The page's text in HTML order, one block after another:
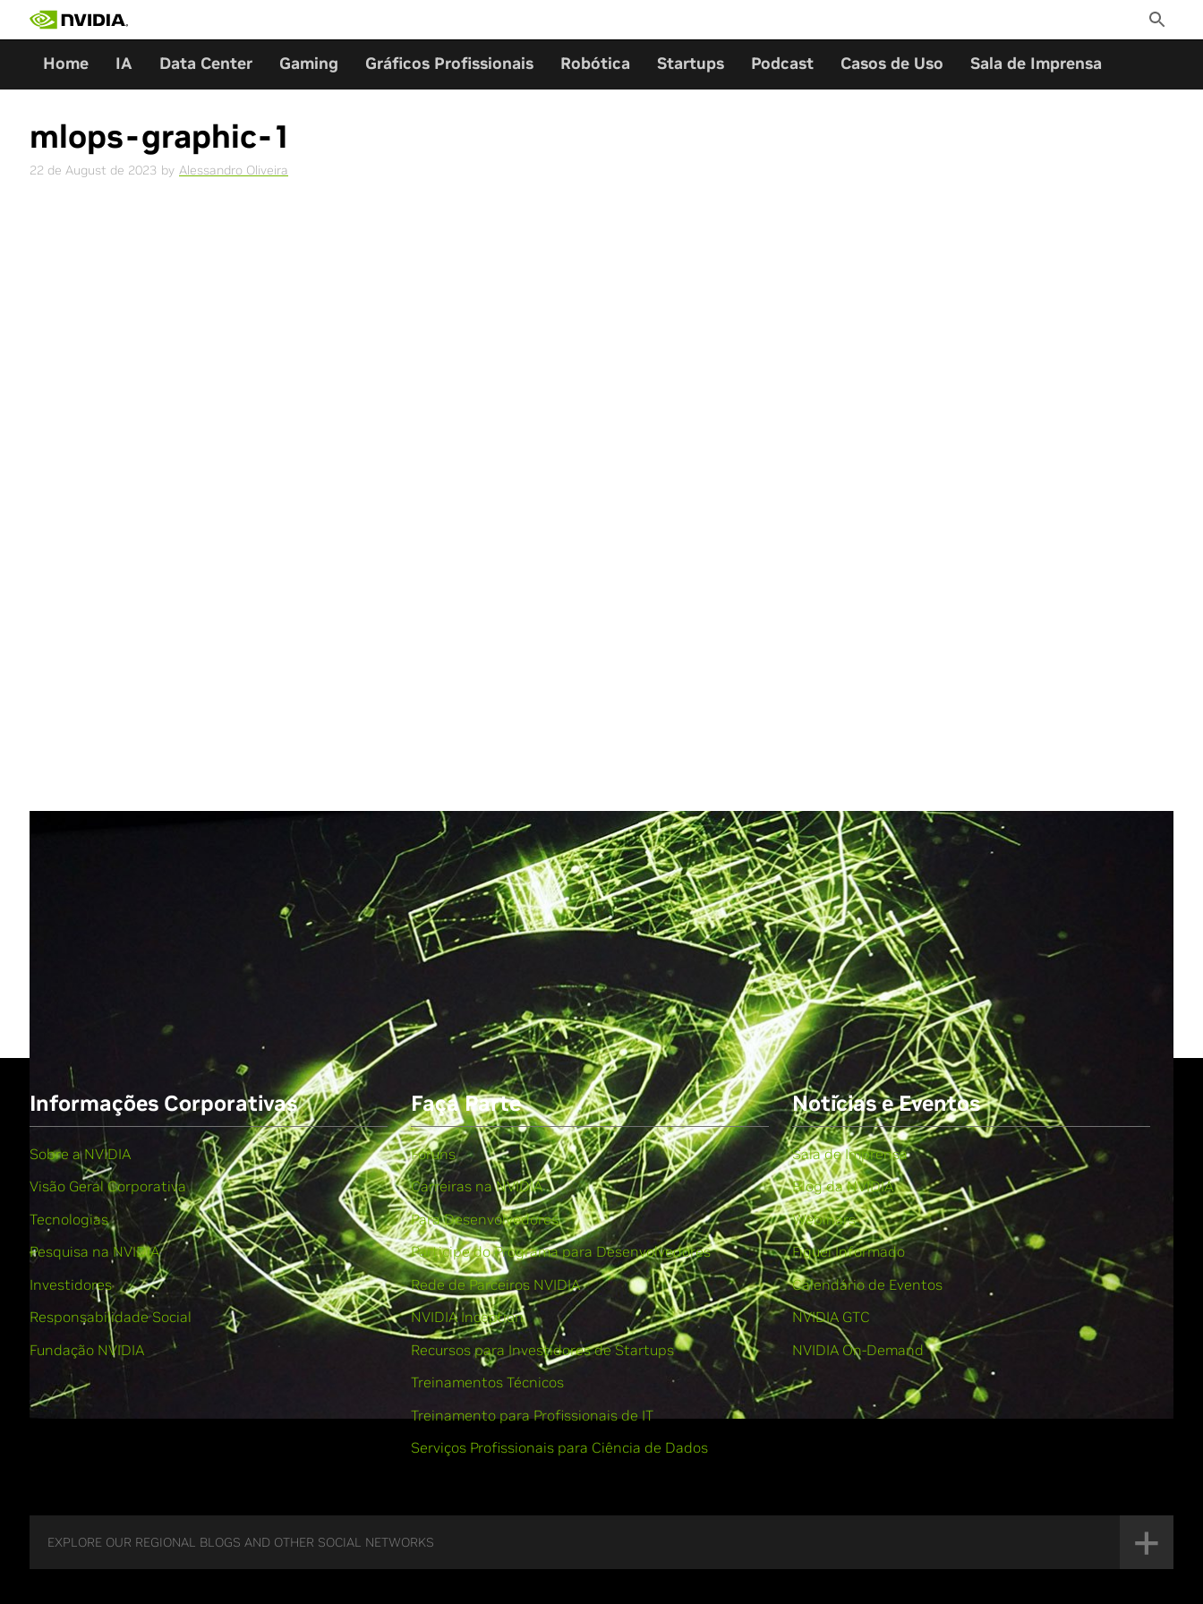
Toggle
Search
Home IA Data Center Gaming Gráficos Profissionais Robótica Startups Podcast Casos de Uso Sala de Imprensa
mlops-graphic-1
22 de August de 2023 by Alessandro Oliveira
All NVIDIA News
Informações Corporativas
Sobre a NVIDIA
Visão Geral Corporativa
Tecnologias
Pesquisa na NVIDIA
Investidores
Responsabilidade Social
Fundação NVIDIA
Faça Parte
Fóruns
Carreiras na NVIDIA
Para Desenvolvedores
Participe do Programa para Desenvolvedores
Rede de Parceiros NVIDIA
NVIDIA Inception
Recursos para Investidores de Startups
Treinamentos Técnicos
Treinamento para Profissionais de IT
Serviços Profissionais para Ciência de Dados
Notícias e Eventos
Sala de Imprensa
Blog da NVIDIA
Webinars
Fiquei Informado
Calendário de Eventos
NVIDIA GTC
NVIDIA On-Demand
EXPLORE OUR REGIONAL BLOGS AND OTHER SOCIAL NETWORKS